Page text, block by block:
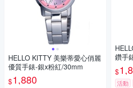
HELLO KITTY 美樂蒂愛心俏麗
優質手錶-銀x粉紅/30mm
$1,880
鑽手
$
活動